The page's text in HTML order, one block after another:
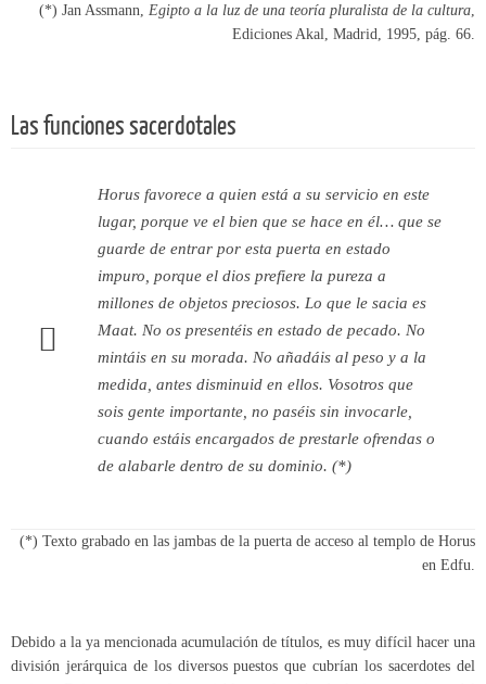
(*) Jan Assmann, Egipto a la luz de una teoría pluralista de la cultura
Ediciones Akal, Madrid, 1995, pág. 66.
Las funciones sacerdotales
Horus favorece a quien está a su servicio en este
lugar, porque ve el bien que se hace en él… que se
guarde de entrar por esta puerta en estado
impuro, porque el dios prefiere la pureza a
millones de objetos preciosos. Lo que le sacia es
Maat. No os presentéis en estado de pecado. No
mintáis en su morada. No añadáis al peso y a la
medida, antes disminuid en ellos. Vosotros que
sois gente importante, no paséis sin invocarle,
cuando estáis encargados de prestarle ofrendas o
de alabarle dentro de su dominio. (*)
(*) Texto grabado en las jambas de la puerta de acceso al templo de Horus
en Edfu.
Debido a la ya mencionada acumulación de títulos, es muy difícil hacer una
división jerárquica de los diversos puestos que cubrían los sacerdotes del